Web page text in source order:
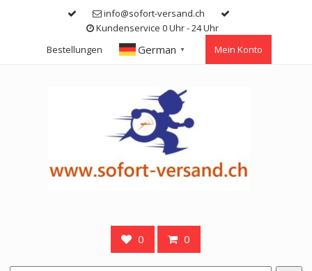
info@sofort-versand.ch
Kundenservice 0 Uhr - 24 Uhr
Bestellungen
German ▼ Mein Konto
0 0